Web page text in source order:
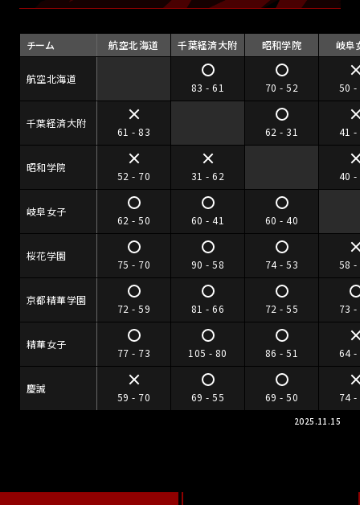
チーム 航空北海道 千葉経済大附 昭和学院 岐阜
航空北海道
83 - 61 70 - 52 50 -
千葉経済大附
61 - 83 62 - 31 41 -
昭和学院
52 - 70 31 - 62 40 -
岐阜女子
62 - 50 60 - 41 60 - 40
桜花学園
75 - 70 90 - 58 74 - 53 58 -
京都精華学園
72 - 59 81 - 66 72 - 55 73
精華女子
77 - 73 105 - 80 86 - 51 64 -
慶誠
59 - 70 69 - 55 69 - 50 74
2025.11.15